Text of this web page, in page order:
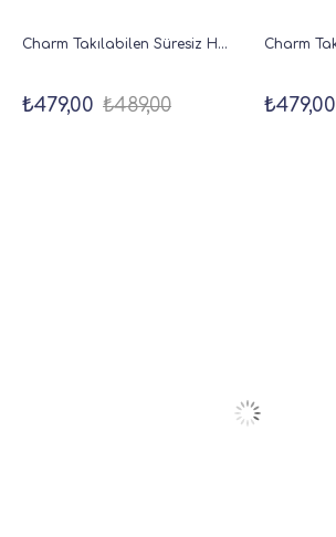
Charm Takılabilen Süresiz Haftalık Planlayıcı Cep Ajanda 9x17 cm Bej
₺479,00 ₺489,00 ₺479,00